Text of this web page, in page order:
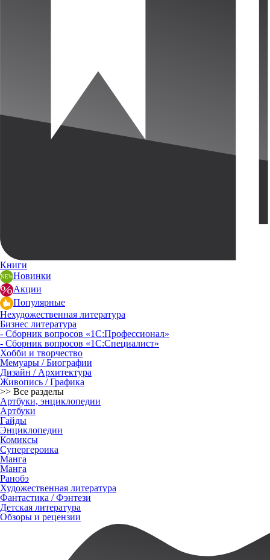
Книги
Новинки
Акции
Популярные
Нехудожественная литература
Бизнес литература
- Сборник вопросов «1С:Профессионал»
- Сборник вопросов «1С:Специалист»
Хобби и творчество
Мемуары / Биографии
Дизайн / Архитектура
Живопись / Графика
>> Все разделы
Артбуки, энциклопедии
Артбуки
Гайды
Энциклопедии
Комиксы
Супергероика
Манга
Манга
Ранобэ
Художественная литература
Фантастика / Фэнтези
Детская литература
Обзоры и рецензии